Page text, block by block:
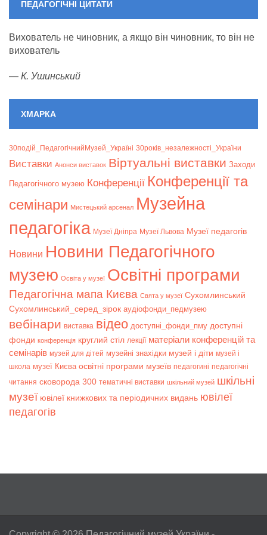
ПЕДАГОГІЧНІ ЦИТАТИ
Вихователь не чиновник, а якщо він чиновник, то він не
вихователь
— К. Ушинський
ХМАРКА
30подій_ПедагогічнийМузей_Україні 30років_незалежності_України
Bиставки Анонси виставок Віртуальні виставки Заходи
Педагогічного музею Конференції Конференції та
семінари Мистецький арсенал Музейна
педагогіка Музеї Дніпра Музеї Львова Музеї педагогів
Новини Новини Педагогічного
музею Освіта у музеї Освітні програми
Педагогічна мапа Києва Свята у музеї Сухомлинський
Сухомлинський_серед_зірок аудіофонди_педмузею
вебінари виставка відео доступні_фонди_пму доступні
фонди конференція круглий стіл лекції матеріали конференцій та
семінарів музей для дітей музейні знахідки музей і діти музей і
школа музеї Києва освітні програми музеїв педагогині педагогічні
читання сковорода 300 тематичні виставки шкільний музей шкільні
музеї ювілеї книжкових та періодичних видань ювілеї
педагогів